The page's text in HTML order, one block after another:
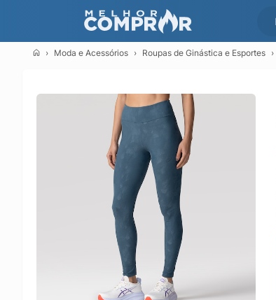
Moda e Acessórios Roupas de Ginástica e Esportes